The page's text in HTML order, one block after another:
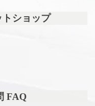
ショップ
FAQ